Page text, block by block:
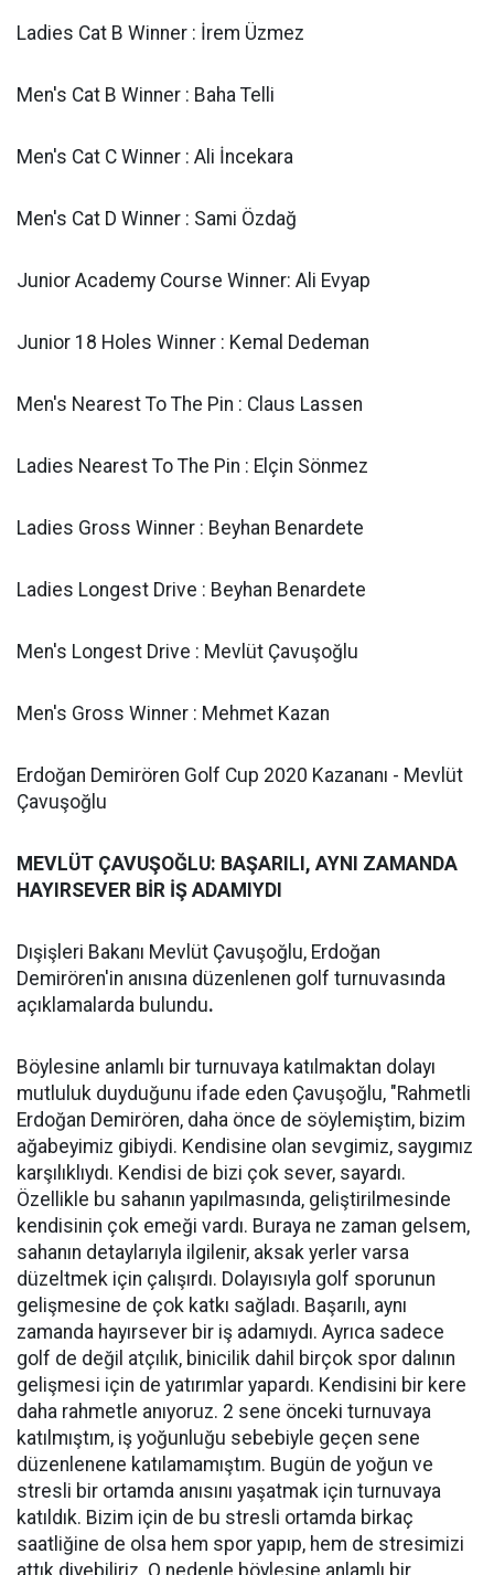
Ladies Cat B Winner : İrem Üzmez
Men's Cat B Winner : Baha Telli
Men's Cat C Winner : Ali İncekara
Men's Cat D Winner : Sami Özdağ
Junior Academy Course Winner: Ali Evyap
Junior 18 Holes Winner : Kemal Dedeman
Men's Nearest To The Pin : Claus Lassen
Ladies Nearest To The Pin : Elçin Sönmez
Ladies Gross Winner : Beyhan Benardete
Ladies Longest Drive : Beyhan Benardete
Men's Longest Drive : Mevlüt Çavuşoğlu
Men's Gross Winner : Mehmet Kazan
Erdoğan Demirören Golf Cup 2020 Kazananı - Mevlüt
Çavuşoğlu
MEVLÜT ÇAVUŞOĞLU: BAŞARILI, AYNI ZAMANDA
HAYIRSEVER BİR İŞ ADAMIYDI
Dışişleri Bakanı Mevlüt Çavuşoğlu, Erdoğan
Demirören'in anısına düzenlenen golf turnuvasında
açıklamalarda bulundu.
Böylesine anlamlı bir turnuvaya katılmaktan dolayı
mutluluk duyduğunu ifade eden Çavuşoğlu, "Rahmetli
Erdoğan Demirören, daha önce de söylemiştim, bizim
ağabeyimiz gibiydi. Kendisine olan sevgimiz, saygımız
karşılıklıydı. Kendisi de bizi çok sever, sayardı.
Özellikle bu sahanın yapılmasında, geliştirilmesinde
kendisinin çok emeği vardı. Buraya ne zaman gelsem,
sahanın detaylarıyla ilgilenir, aksak yerler varsa
düzeltmek için çalışırdı. Dolayısıyla golf sporunun
gelişmesine de çok katkı sağladı. Başarılı, aynı
zamanda hayırsever bir iş adamıydı. Ayrıca sadece
golf de değil atçılık, binicilik dahil birçok spor dalının
gelişmesi için de yatırımlar yapardı. Kendisini bir kere
daha rahmetle anıyoruz. 2 sene önceki turnuvaya
katılmıştım, iş yoğunluğu sebebiyle geçen sene
düzenlenene katılamamıştım. Bugün de yoğun ve
stresli bir ortamda anısını yaşatmak için turnuvaya
katıldık. Bizim için de bu stresli ortamda birkaç
saatliğine de olsa hem spor yapıp, hem de stresimizi
attık diyebiliriz. O nedenle böylesine anlamlı bir